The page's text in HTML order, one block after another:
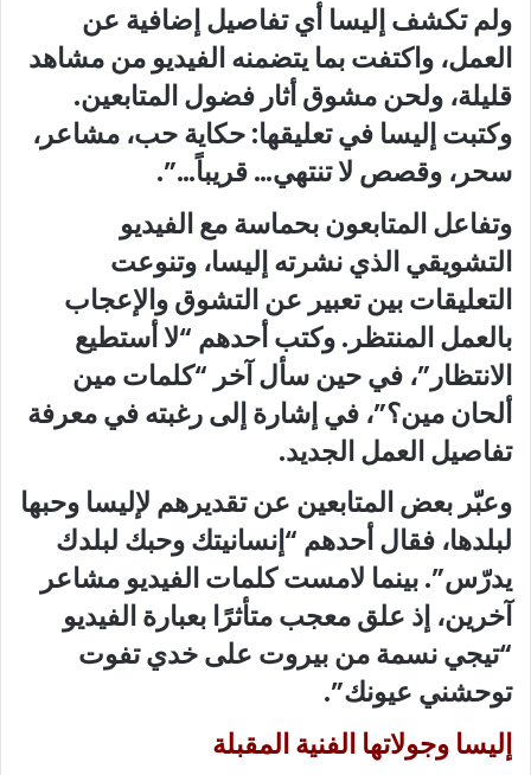
ولم تكشف إليسا أي تفاصيل إضافية عن
العمل، واكتفت بما يتضمنه الفيديو من مشاهد
قليلة، ولحن مشوق أثار فضول المتابعين.
وكتبت إليسا في تعليقها: حكاية حب، مشاعر،
سحر، وقصص لا تنتهي… قريباً…”.
وتفاعل المتابعون بحماسة مع الفيديو
التشويقي الذي نشرته إليسا، وتنوعت
التعليقات بين تعبير عن التشوق والإعجاب
بالعمل المنتظر. وكتب أحدهم “لا أستطيع
الانتظار”، في حين سأل آخر “كلمات مين
ألحان مين؟”، في إشارة إلى رغبته في معرفة
تفاصيل العمل الجديد.
وعبّر بعض المتابعين عن تقديرهم لإليسا وحبها
لبلدها، فقال أحدهم “إنسانيتك وحبك لبلدك
يدرّس”. بينما لامست كلمات الفيديو مشاعر
آخرين، إذ علق معجب متأثرًا بعبارة الفيديو
“تيجي نسمة من بيروت على خدي تفوت
توحشني عيونك”.
إليسا وجولاتها الفنية المقبلة